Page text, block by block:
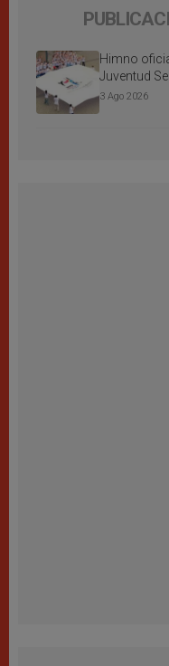
Himno
Juventud
3 Ago 2026